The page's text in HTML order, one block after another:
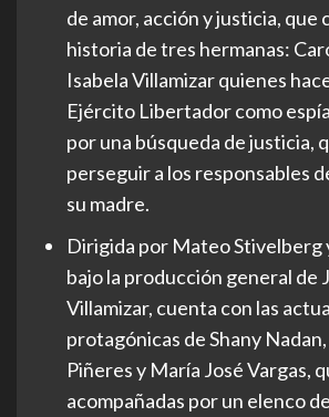
de amor, acción y justicia, que
historia de tres hermanas:
Isabela Villamizar quienes
Ejército Libertador como
por una búsqueda de justicia,
perseguir a los responsables
su madre.
Dirigida por Mateo Stivelberg
bajo la producción general de
Villamizar, cuenta con las
protagónicas de Shany
Piñeres y María José Vargas,
acompañadas por un elenco